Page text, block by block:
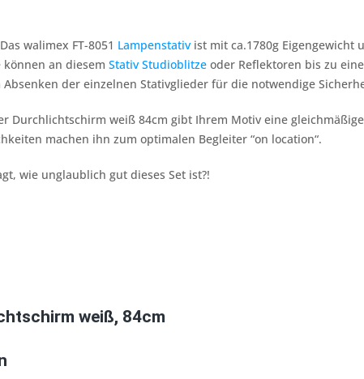
Das walimex FT-8051 Lampenstativ ist mit ca.1780g Eigengewicht
an diesem Stativ Studioblitze oder Reflektoren bis zu
der einzelnen Stativglieder für die notwendige
Durchlichtschirm weiß 84cm gibt Ihrem Motiv eine
machen ihn zum optimalen Begleiter “on location“.
wie unglaublich gut dieses Set ist?!
weiß, 84cm